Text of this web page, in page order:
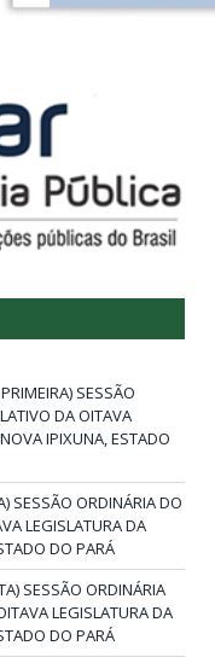
SESSÃO
DA OITAVA
IPIXUNA, ESTADO
SESSÃO ORDINÁRIA DO
LEGISLATURA DA
DO PARÁ
SESSÃO ORDINÁRIA
LEGISLATURA DA
DO PARÁ